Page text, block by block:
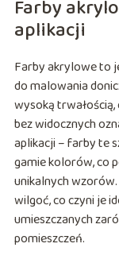
Farby
aplikacji
Farby akrylowe to
do malowania
wysoką
bez widocznych
aplikacji – farby te
gamie kolorów, co
unikalnych
wilgoć, co czyni je
umieszczanych
pomieszczeń.